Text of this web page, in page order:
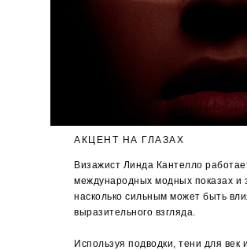
АКЦЕНТ НА ГЛАЗАХ
Визажист Линда Кантелло
международных модных показах и
насколько сильным может быть
выразительного взгляда.
Используя подводки, тени для век и